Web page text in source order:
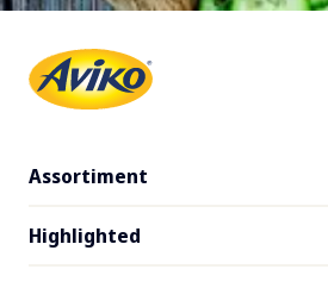
Assortiment
Alle producten
Highlighted